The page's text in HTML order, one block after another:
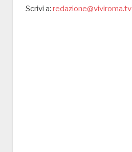
Scrivi a: redazione@viviroma.tv